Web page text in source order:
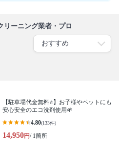
リーニング業者・プロ
【駐車場代金無料⭐️】お子様やペットにも
安心安全のエコ洗剤使用🌱
4.80(133件)
14,950円/ 1箇所